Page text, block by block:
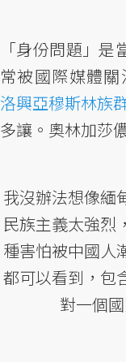
「身份問題」
常被國際媒體
洛興亞穆斯林族
多讓。奧林加莎
我沒辦法想像緬
民族主義太強烈
種害怕被中國人
都可以看到，包
對一個